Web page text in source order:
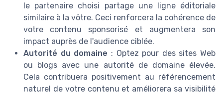
le partenaire choisi partage une ligne éditoriale
similaire à la vôtre. Ceci renforcera la cohérence de
votre contenu sponsorisé et augmentera son
impact auprès de l'audience ciblée.
Autorité du domaine : Optez pour des sites Web
ou blogs avec une autorité de domaine élevée.
Cela contribuera positivement au référencement
naturel de votre contenu et améliorera sa visibilité